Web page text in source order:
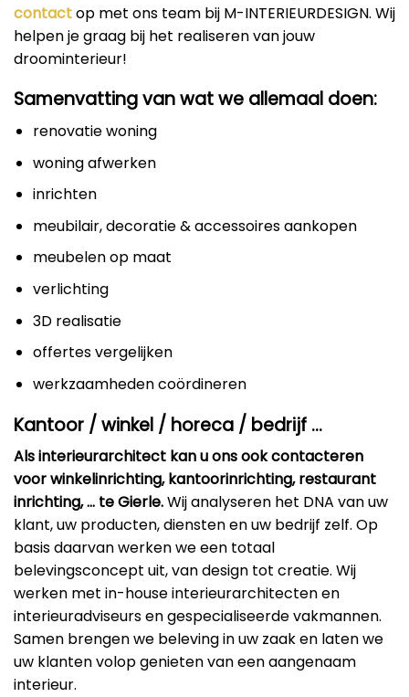
contactop met ons team bij M-INTERIEURDESIGN. Wij
helpen je graag bij het realiseren van jouw
droominterieur!
Samenvatting van wat we allemaal doen:
renovatie woning
woning afwerken
inrichten
meubilair, decoratie & accessoires aankopen
meubelen op maat
verlichting
3D realisatie
offertes vergelijken
werkzaamheden coördineren
Kantoor / winkel / horeca / bedrijf …
Als interieurarchitect kan u ons ook contacteren
voor winkelinrichting, kantoorinrichting, restaurant
inrichting, … te Gierle.Wij analyseren het DNA van uw
klant, uw producten, diensten en uw bedrijf zelf. Op
basis daarvan werken we een totaal
belevingsconcept uit, van design tot creatie. Wij
werken met in-house interieurarchitecten en
interieuradviseurs en gespecialiseerde vakmannen.
Samen brengen we beleving in uw zaak en laten we
uw klanten volop genieten van een aangenaam
interieur.